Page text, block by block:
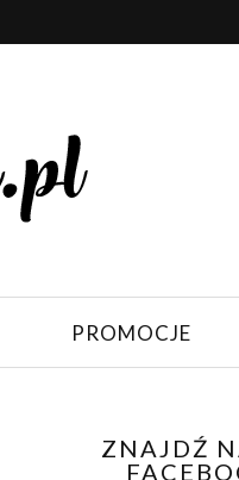
PROMOCJE
ZNAJDŹ